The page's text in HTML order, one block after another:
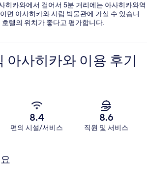
히카와에서 걸어서 5분 거리에는 아사히카와역
면 아사히카와 시립 박물관에 가실 수 있습니
호텔의 위치가 좋다고 평가합니다.
아사히카와 이용 후기
8.4
편의 시설/서비스
8.6
직원 및 서비스